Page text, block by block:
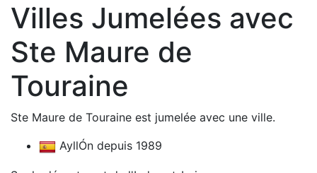
Villes Jumelées avec
Ste Maure de
Touraine
Ste Maure de Touraine est jumelée avec une ville.
AyllÓn depuis 1989